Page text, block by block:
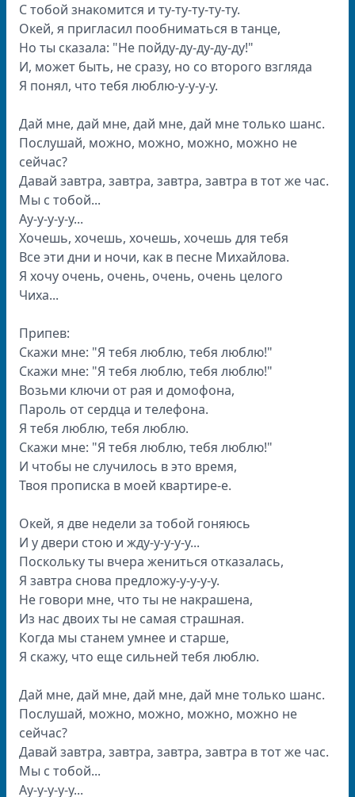
С тобой знакомится и ту-ту-ту-ту-ту.
Окей, я пригласил пообниматься в танце,
Но ты сказала: "Не пойду-ду-ду-ду-ду!"
И, может быть, не сразу, но со второго взгляда
Я понял, что тебя люблю-у-у-у-у.
Дай мне, дай мне, дай мне, дай мне только шанс.
Послушай, можно, можно, можно, можно не
сейчас?
Давай завтра, завтра, завтра, завтра в тот же час.
Мы с тобой...
Ау-у-у-у-у...
Хочешь, хочешь, хочешь, хочешь для тебя
Все эти дни и ночи, как в песне Михайлова.
Я хочу очень, очень, очень, очень целого
Чиха...
Припев:
Скажи мне: "Я тебя люблю, тебя люблю!"
Скажи мне: "Я тебя люблю, тебя люблю!"
Возьми ключи от рая и домофона,
Пароль от сердца и телефона.
Я тебя люблю, тебя люблю.
Скажи мне: "Я тебя люблю, тебя люблю!"
И чтобы не случилось в это время,
Твоя прописка в моей квартире-е.
Окей, я две недели за тобой гоняюсь
И у двери стою и жду-у-у-у-у...
Поскольку ты вчера жениться отказалась,
Я завтра снова предложу-у-у-у-у.
Не говори мне, что ты не накрашена,
Из нас двоих ты не самая страшная.
Когда мы станем умнее и старше,
Я скажу, что еще сильней тебя люблю.
Дай мне, дай мне, дай мне, дай мне только шанс.
Послушай, можно, можно, можно, можно не
сейчас?
Давай завтра, завтра, завтра, завтра в тот же час.
Мы с тобой...
Ау-у-у-у-у...